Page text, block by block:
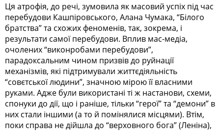
Ця атрофія, до речі, зумовила як масовий успіх під час
перебудови Кашпіровського, Алана Чумака, “Білого
братства” та схожих феноменів, так, зокрема, і
результати самої перебудови. Вплив мас-медіа,
очолених “виконробами перебудови”,
парадоксальним чином призвів до руйнації
механізмів, які підтримували життєдіяльність
“совєтської людини”, значною мірою її власними
руками. Адже були використані ті ж настанови, схеми,
спонуки до дії, що і раніше, тільки “герої” та “демони” в
них стали іншими (а то й помінялися місцями). Втім,
поки справа не дійшла до “верховного бога” (Леніна),